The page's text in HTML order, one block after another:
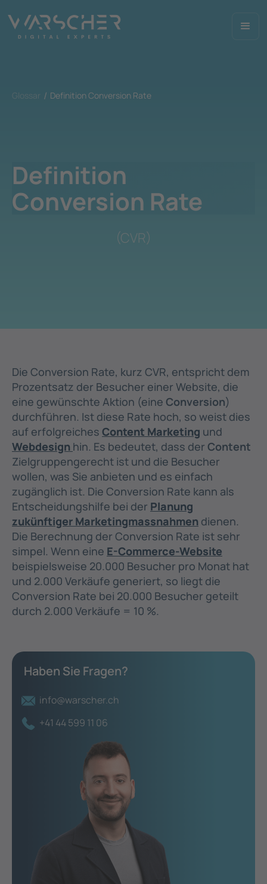
Glossar Definition Conversion Rate
Definition
Conversion Rate
(CVR)
Die Conversion Rate, kurz CVR, entspricht dem
Prozentsatz der Besucher einer Website, die
eine gewünschte Aktion (eine Conversion)
durchführen. Ist diese Rate hoch, so weist dies
auf erfolgreiches Content Marketing und
Webdesign hin. Es bedeutet, dass der Content
Zielgruppengerecht ist und die Besucher
wollen, was Sie anbieten und es einfach
zugänglich ist. Die Conversion Rate kann als
Entscheidungshilfe bei der Planung
zukünftiger Marketingmassnahmen dienen.
Die Berechnung der Conversion Rate ist sehr
simpel. Wenn eine E-Commerce-Website
beispielsweise 20.000 Besucher pro Monat hat
und 2.000 Verkäufe generiert, so liegt die
Conversion Rate bei 20.000 Besucher geteilt
durch 2.000 Verkäufe = 10 %.
Haben Sie Fragen?
info@warscher.ch
+41 44 599 11 06